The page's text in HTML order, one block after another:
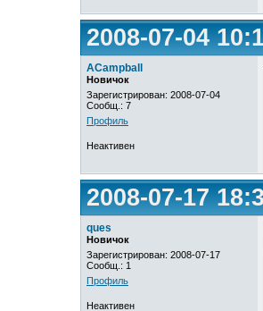
2008-07-04
ACampball
Новичок
Зарегистрирован: 2008-07-04
Сообщ.: 7
Профиль
Неактивен
2008-07-17
ques
Новичок
Зарегистрирован: 2008-07-17
Сообщ.: 1
Профиль
Неактивен